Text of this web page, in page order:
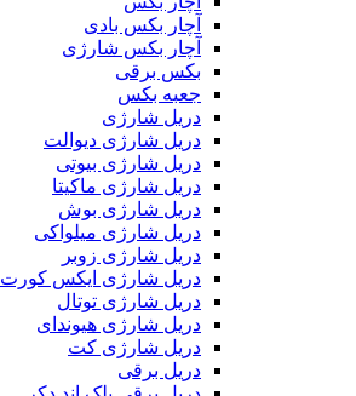
آچار بکس بادی
آچار بکس شارژی
بکس برقی
جعبه بکس
دریل شارژی
دریل شارژی دیوالت
دریل شارژی بیوتی
دریل شارژی ماکیتا
دریل شارژی بوش
دریل شارژی میلواکی
دریل شارژی زوبر
دریل شارژی ایکس کورت
دریل شارژی توتال
دریل شارژی هیوندای
دریل شارژی کت
دریل برقی